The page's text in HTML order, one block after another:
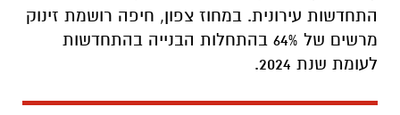
"התוכניות קיימות – המימוש לא קורה"
החשיבות הקריטית של פרויקטי פינוי-בינוי ותמ"א